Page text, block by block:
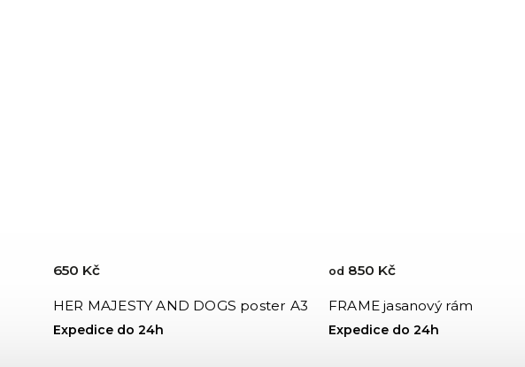
HER MAJESTY AND DOGS poster A3
Expedice do 24h
650 Kč
FRAME jasanový rám
Expedice do 24h
od 850 Kč